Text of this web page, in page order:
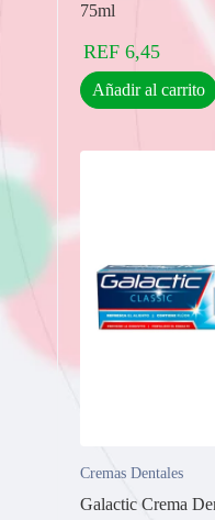
75ml
REF 6,45
Añadir al carrito
Cremas Dentales
Galactic Crema